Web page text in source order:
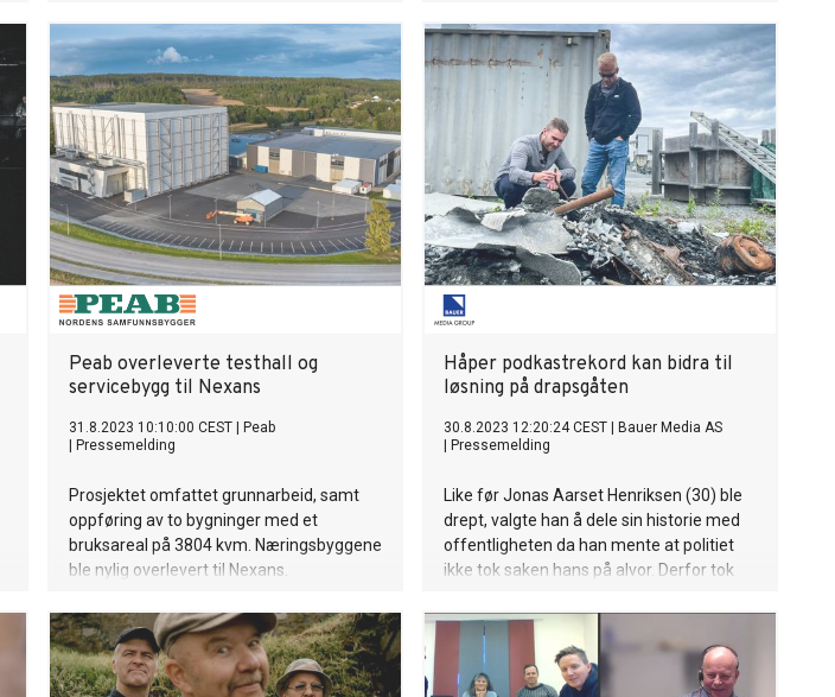
Peab overleverte testhall og
servicebygg til Nexans
31.8.2023 10:10:00 CEST
Peab
Pressemelding
Prosjektet omfattet grunnarbeid, samt
oppføring av to bygninger med et
bruksareal på 3804 kvm. Næringsbyggene
ble nylig overlevert til Nexans.
Håper podkastrekord kan bidra til
løsning på drapsgåten
30.8.2023 12:20:24 CEST
Bauer Media AS
Pressemelding
Like før Jonas Aarset Henriksen (30) ble
drept, valgte han å dele sin historie med
offentligheten da han mente at politiet
ikke tok saken hans på alvor. Derfor tok
å dele sin historie.